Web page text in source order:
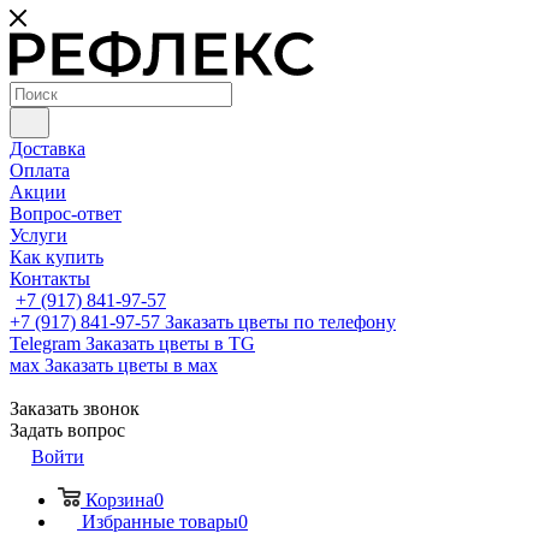
Доставка
Оплата
Акции
Вопрос-ответ
Услуги
Как купить
Контакты
+7 (917) 841-97-57
+7 (917) 841-97-57 Заказать цветы по телефону
Telegram Заказать цветы в TG
мах Заказать цветы в мах
Заказать звонок
Задать вопрос
Войти
Корзина0
Избранные товары0